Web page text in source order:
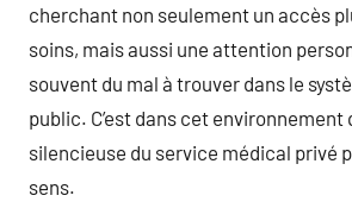
cherchant non seulement un accès
soins, mais aussi une attention
souvent du mal à trouver dans le
public. C’est dans cet environnement
silencieuse du service médical privé
sens.